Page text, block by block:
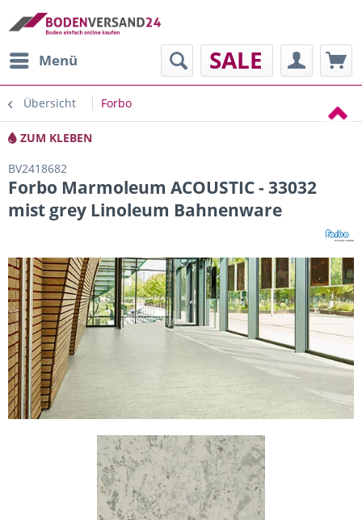
Menü SALE
Übersicht Forbo
ZUM KLEBEN
BV2418682
Forbo Marmoleum ACOUSTIC - 33032
mist grey Linoleum Bahnenware